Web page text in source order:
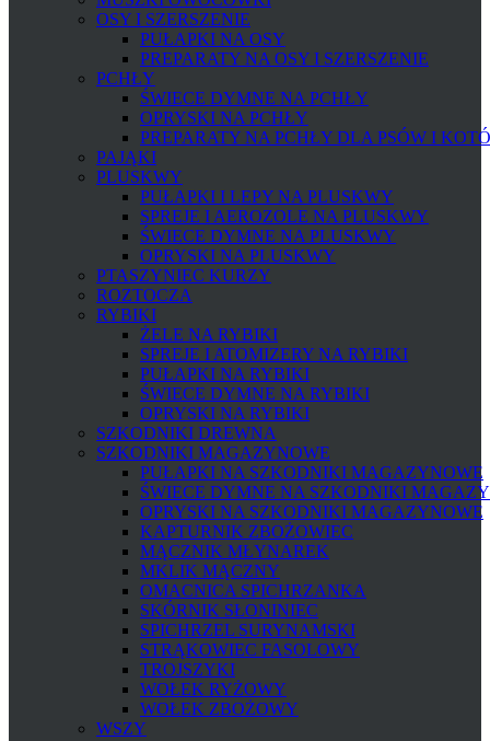
OSY I SZERSZENIE
PUŁAPKI NA OSY
PREPARATY NA OSY I SZERSZENIE
PCHŁY
ŚWIECE DYMNE NA PCHŁY
OPRYSKI NA PCHŁY
PREPARATY NA PCHŁY DLA PSÓW I
PAJĄKI
PLUSKWY
PUŁAPKI I LEPY NA PLUSKWY
SPREJE I AEROZOLE NA PLUSKWY
ŚWIECE DYMNE NA PLUSKWY
OPRYSKI NA PLUSKWY
PTASZYNIEC KURZY
ROZTOCZA
RYBIKI
ŻELE NA RYBIKI
SPREJE I ATOMIZERY NA RYBIKI
PUŁAPKI NA RYBIKI
ŚWIECE DYMNE NA RYBIKI
OPRYSKI NA RYBIKI
SZKODNIKI DREWNA
SZKODNIKI MAGAZYNOWE
PUŁAPKI NA SZKODNIKI MAGAZYNOWE
ŚWIECE DYMNE NA SZKODNIKI
OPRYSKI NA SZKODNIKI MAGAZYNOWE
KAPTURNIK ZBOŻOWIEC
MĄCZNIK MŁYNAREK
MKLIK MĄCZNY
OMACNICA SPICHRZANKA
SKÓRNIK SŁONINIEC
SPICHRZEL SURYNAMSKI
STRĄKOWIEC FASOLOWY
TROJSZYKI
WOŁEK RYŻOWY
WOŁEK ZBOŻOWY
WSZY